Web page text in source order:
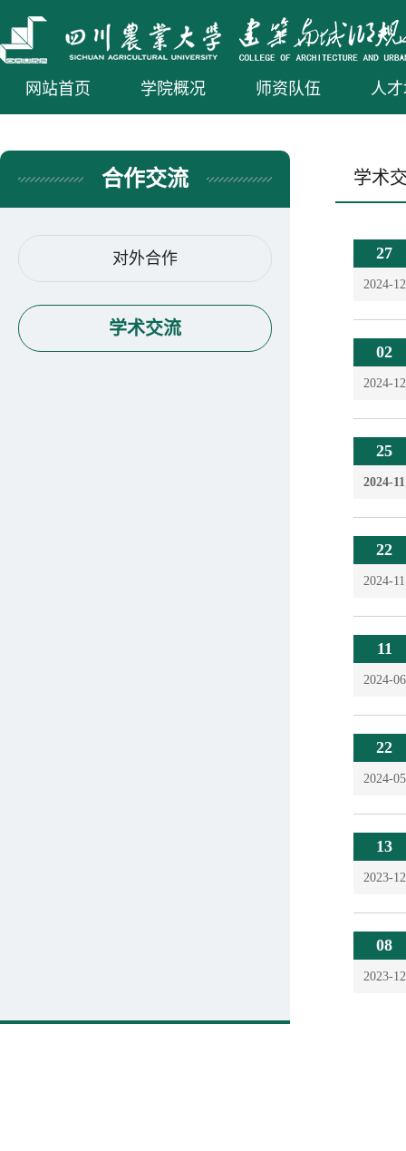
网站首页 学院概况 师资队伍 人
合作交流
对外合作
学术交流
学术
27
2024-12
02
2024-12
25
2024-11
22
2024-11
11
2024-06
22
2024-05
13
2023-12
08
2023-12